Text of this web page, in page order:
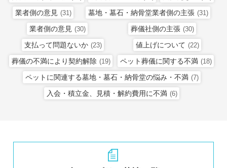
業者側の意見 (31) 墓地・墓石・納骨堂業者側の主張 (31)
業者側の意見 (30) 葬儀社側の主張 (30)
支払って問題ないか (23) 値上げについて (22)
葬儀の不満により契約解除 (19) ペット葬儀に関する不満 (18)
ペットに関連する墓地・墓石・納骨堂の悩み・不満 (7)
入会・積立金、見積・解約費用に不満 (6)